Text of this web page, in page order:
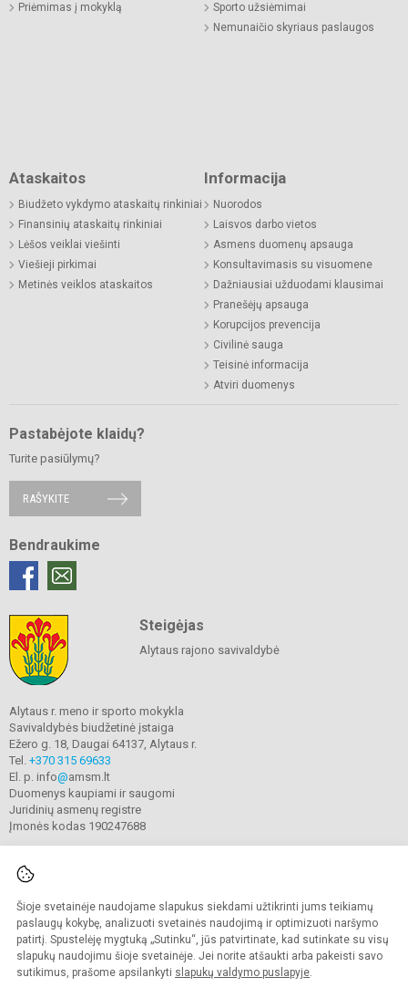
Šioje svetainėje naudojame slapukus siekdami užtikrinti jums teikiamų
paslaugų kokybę, analizuoti svetainės naudojimą ir optimizuoti naršymo
patirtį. Spustelėję mygtuką „Sutinku“, jūs patvirtinate, kad sutinkate su visų
slapukų naudojimu šioje svetainėje. Jei norite atšaukti arba pakeisti savo
sutikimus, prašome apsilankyti slapukų valdymo puslapyje.
Priėmimas į mokyklą
Sporto užsiėmimai
Nemunaičio skyriaus paslaugos
Ataskaitos
Biudžeto vykdymo ataskaitų rinkiniai
Finansinių ataskaitų rinkiniai
Lėšos veiklai viešinti
Viešieji pirkimai
Metinės veiklos ataskaitos
Informacija
Nuorodos
Laisvos darbo vietos
Asmens duomenų apsauga
Konsultavimasis su visuomene
Dažniausiai užduodami klausimai
Pranešėjų apsauga
Korupcijos prevencija
Civilinė sauga
Teisinė informacija
Atviri duomenys
Pastabėjote klaidų?
Turite pasiūlymų?
RAŠYKITE
Bendraukime
Steigėjas
Alytaus rajono savivaldybė
Alytaus r. meno ir sporto mokykla
Savivaldybės biudžetinė įstaiga
Ežero g. 18, Daugai 64137, Alytaus r.
Tel. +370 315 69633
El. p. info@amsm.lt
Duomenys kaupiami ir saugomi
Juridinių asmenų registre
Įmonės kodas 190247688
© 2020. Alytaus r. meno ir sporto mokykla. Visos teisės saugomos.
Kopijuoti turinį be raštiško mokyklos sutikimo griežtai draudžiama.
Prieinamumo paraiška Slapukų valdymas
Sumanus būdas atnaujinti